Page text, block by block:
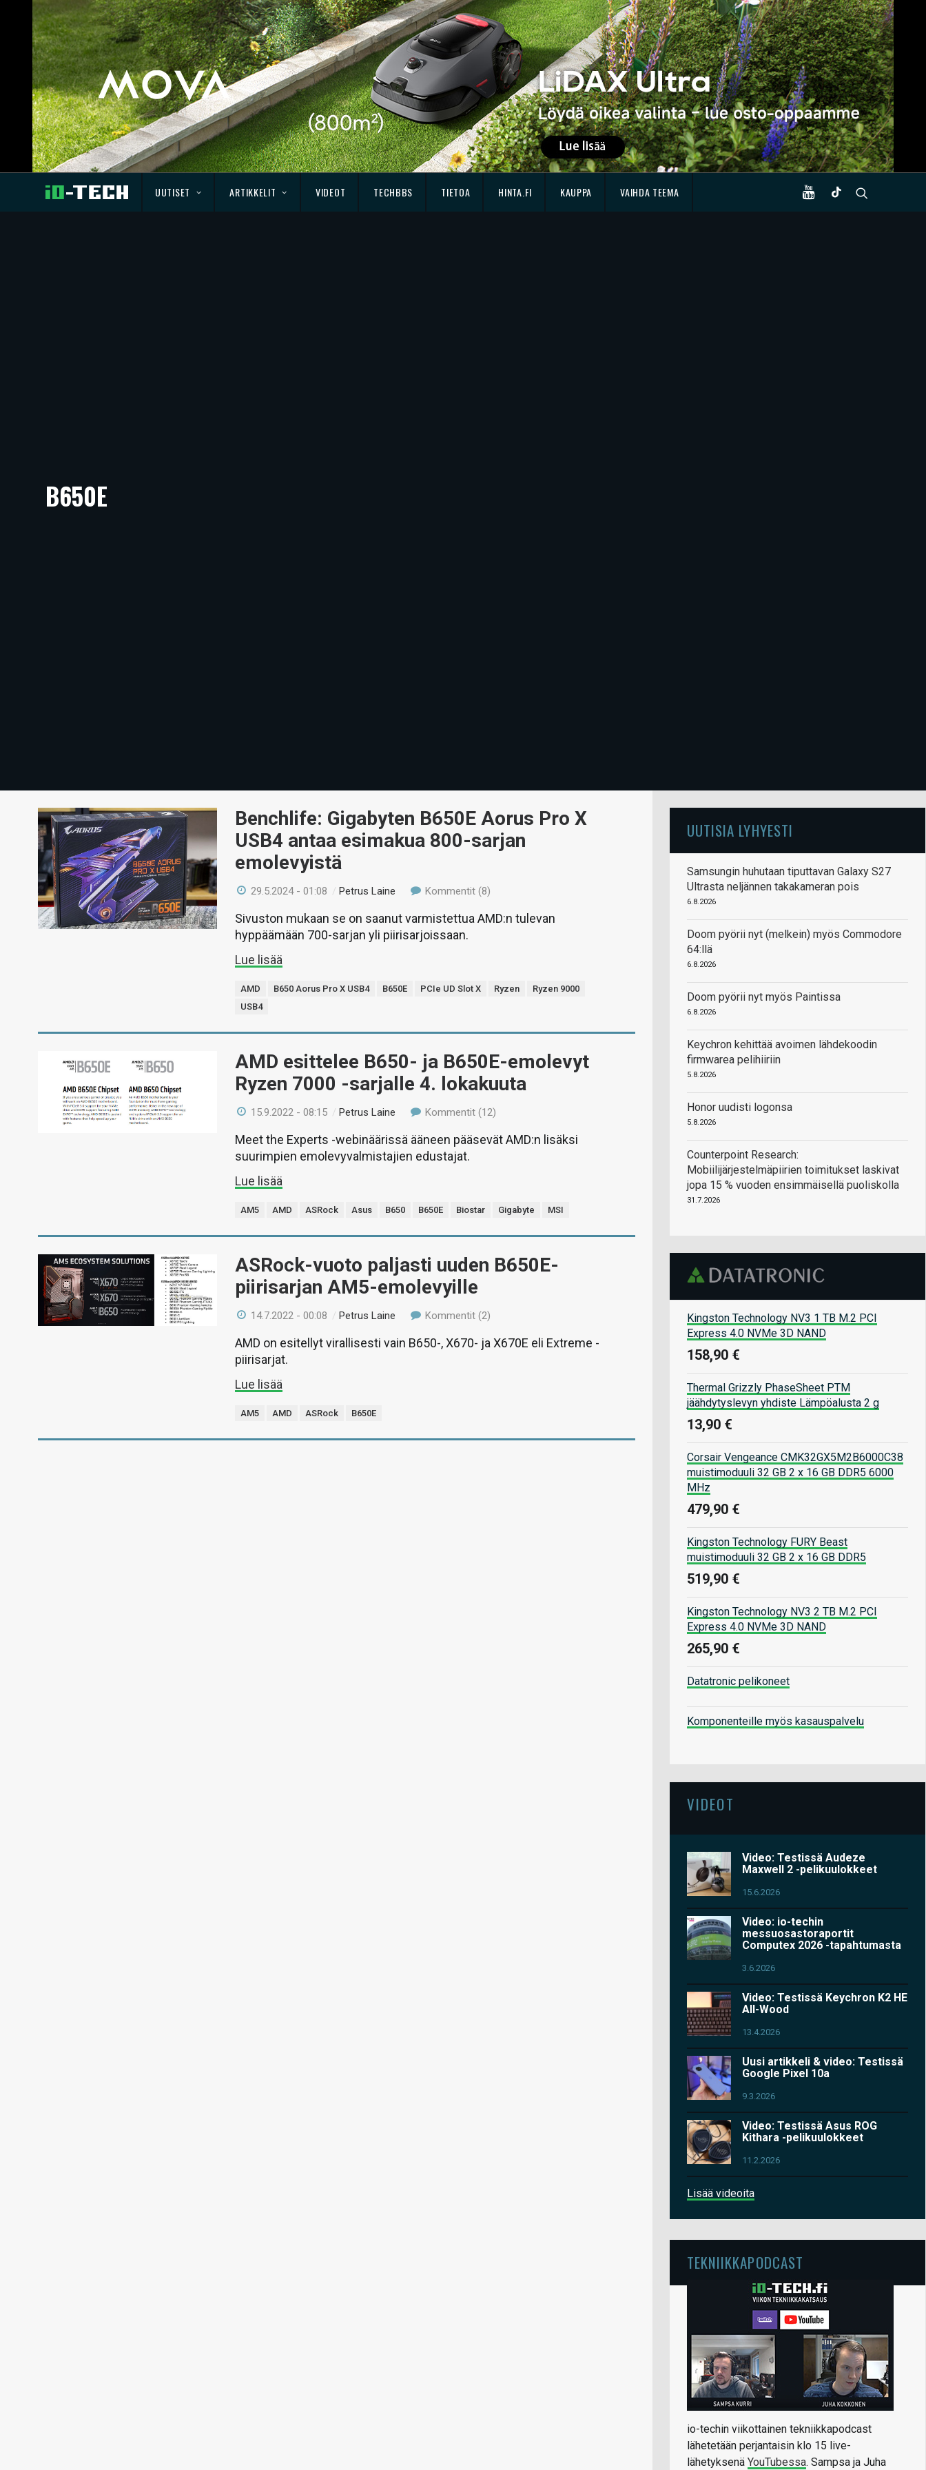
UUTISET ARTIKKELIT VIDEOT TECHBBS TIETOA HINTA.FI KAUPPA VAIHDA TEEMA
B650E
Benchlife: Gigabyten B650E Aorus Pro X
USB4 antaa esimakua 800-sarjan
emolevyistä
29.5.2024 - 01:08 /Petrus Laine Kommentit (8)
Sivuston mukaan se on saanut varmistettua AMD:n tulevan
hyppäämään 700-sarjan yli piirisarjoissaan.
Lue lisää
AMD B650 Aorus Pro X USB4 B650E PCIe UD Slot X Ryzen
Ryzen 9000
USB4
AMD esittelee B650- ja B650E-emolevyt
Ryzen 7000 -sarjalle 4. lokakuuta
15.9.2022 - 08:15 /Petrus Laine Kommentit (12)
Meet the Experts -webinäärissä ääneen pääsevät AMD:n lisäksi
suurimpien emolevyvalmistajien edustajat.
Lue lisää
AM5 AMD ASRock Asus B650 B650E Biostar Gigabyte MSI
ASRock-vuoto paljasti uuden B650E-
piirisarjan AM5-emolevyille
14.7.2022 - 00:08 /Petrus Laine Kommentit (2)
AMD on esitellyt virallisesti vain B650-, X670- ja X670E eli Extreme -
piirisarjat.
Lue lisää
AM5 AMD ASRock B650E
UUTISIA LYHYESTI
Samsungin huhutaan tiputtavan Galaxy S27
Ultrasta neljännen takakameran pois
6.8.2026
Doom pyörii nyt (melkein) myös Commodore
64:llä
6.8.2026
Doom pyörii nyt myös Paintissa
6.8.2026
Keychron kehittää avoimen lähdekoodin
firmwarea pelihiiriin
5.8.2026
Honor uudisti logonsa
5.8.2026
Counterpoint Research:
Mobiilijärjestelmäpiirien toimitukset laskivat
jopa 15 % vuoden ensimmäisellä puoliskolla
31.7.2026
Kingston Technology NV3 1 TB M.2 PCI
Express 4.0 NVMe 3D NAND
158,90 €
Thermal Grizzly PhaseSheet PTM
jäähdytyslevyn yhdiste Lämpöalusta 2 g
13,90 €
Corsair Vengeance CMK32GX5M2B6000C38
muistimoduuli 32 GB 2 x 16 GB DDR5 6000
MHz
479,90 €
Kingston Technology FURY Beast
muistimoduuli 32 GB 2 x 16 GB DDR5
519,90 €
Kingston Technology NV3 2 TB M.2 PCI
Express 4.0 NVMe 3D NAND
265,90 €
Datatronic pelikoneet
Komponenteille myös kasauspalvelu
VIDEOT
Video: Testissä Audeze
Maxwell 2 -pelikuulokkeet
15.6.2026
Video: io-techin
messuosastoraportit
Computex 2026 -tapahtumasta
3.6.2026
Video: Testissä Keychron K2 HE
All-Wood
13.4.2026
Uusi artikkeli & video: Testissä
Google Pixel 10a
9.3.2026
Video: Testissä Asus ROG
Kithara -pelikuulokkeet
11.2.2026
Lisää videoita
TEKNIIKKAPODCAST
io-techin viikottainen tekniikkapodcast
lähetetään perjantaisin klo 15 live-
lähetyksenä YouTubessa. Sampsa ja Juha